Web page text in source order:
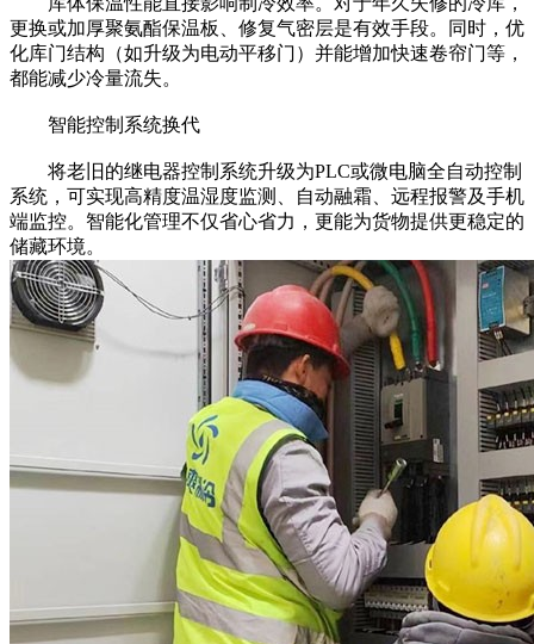
更换或加厚聚氨酯保温板、修复气密层是有效手段。同时，优
化库门结构（如升级为电动平移门）并能增加快速卷帘门等，
都能减少冷量流失。
智能控制系统换代
将老旧的继电器控制系统升级为PLC或微电脑全自动控制
系统，可实现高精度温湿度监测、自动融霜、远程报警及手机
端监控。智能化管理不仅省心省力，更能为货物提供更稳定的
储藏环境。